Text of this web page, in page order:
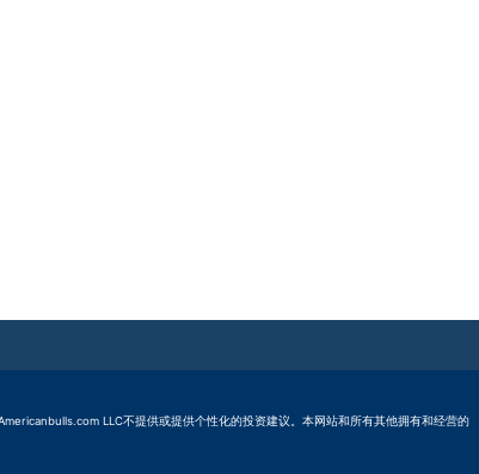
LLC不提供或提供个性化的投资建议。本网站和所有其他拥有和经营的